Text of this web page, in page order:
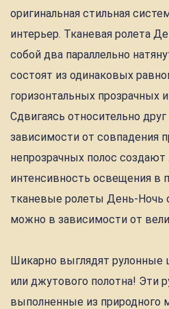
оригинальная стильная
интерьер. Тканевая ролета
собой два параллельно
состоят из одинаковых
горизонтальных прозрачных
Сдвигаясь относительно друг
зависимости от совпадения
непрозрачных полос
интенсивность освещения в
тканевые ролеты День-Ночь
можно в зависимости от
Шикарно выглядят рулонные
или джутового полотна! Эти
выполненные из природного